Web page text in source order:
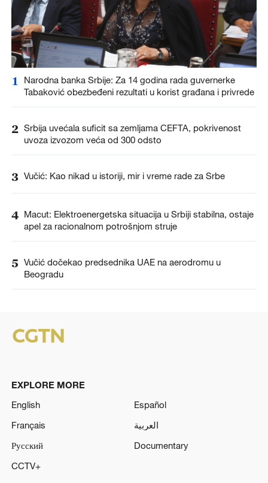
1
Narodna banka Srbije: Za 14 godina rada guvernerke
Tabaković obezbeđeni rezultati u korist građana i privrede
2 Srbija uvećala suficit sa zemljama CEFTA, pokrivenost
uvoza izvozom veća od 300 odsto
3 Vučić: Kao nikad u istoriji, mir i vreme rade za Srbe
4 Macut: Elektroenergetska situacija u Srbiji stabilna, ostaje
apel za racionalnom potrošnjom struje
5 Vučić dočekao predsednika UAE na aerodromu u
Beogradu
EXPLORE MORE
English
Español
Français
العربية
Русский
Documentary
CCTV+